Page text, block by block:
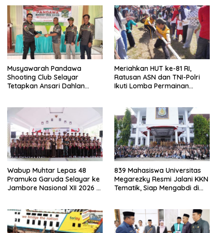
Musyawarah Pandawa
Shooting Club Selayar
Tetapkan Ansari Dahlan
Meriahkan HUT ke-81 RI,
Ratusan ASN dan TNI-Polri
Ikuti Lomba Permainan
Wabup Muhtar Lepas 48
Pramuka Garuda Selayar ke
Jambore Nasional XII 2026 di
839 Mahasiswa Universitas
Megarezky Resmi Jalani KKN
Tematik, Siap Mengabdi di